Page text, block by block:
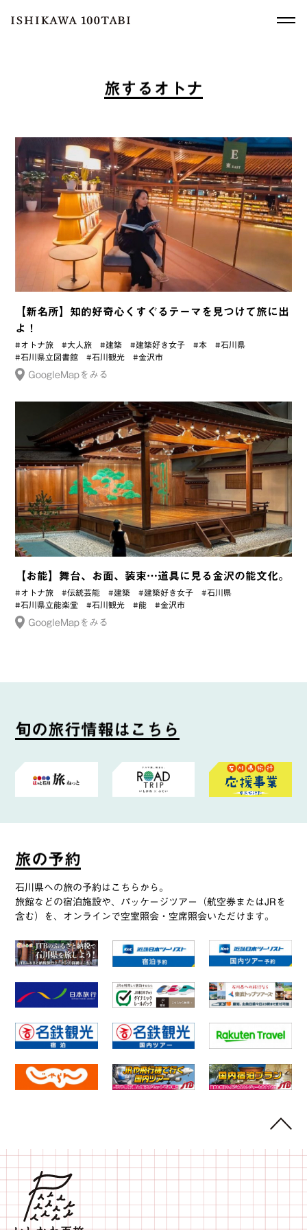
旅 す る オ ト ナ
【新名所】知的好奇心くすぐるテーマを見つけて旅に出
よ！
#オトナ旅 #大人旅 #建築 #建築好き女子 #本
#石川県
#石川県立図書館
#石川観光 #金沢市
GoogleMapをみる
【お能】舞台、お面、装束…道具に見る金沢の能文化。
#オトナ旅 #伝統芸能 #建築 #建築好き女子
#石川県
#石川県立能楽堂
#石川観光 #能 #金沢市
GoogleMapをみる
旬の旅行情報は こ ち ら
旅の予約
石川県への旅の予約はこちらから。
旅館などの宿泊施設や、パッケージツアー（航空券またはJRを
含む）を、オンラインで空室照会・空席照会いただけます。